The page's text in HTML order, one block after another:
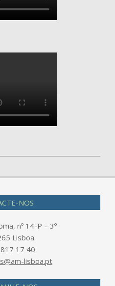
NOS
nº 14-P – 3º
Lisboa
17 40
lisboa.pt